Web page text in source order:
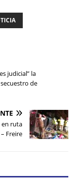
judicial” la
de
en ruta
Freire